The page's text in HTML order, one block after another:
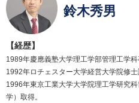
鈴木秀男
【経歴】
1989年慶應義塾大学理工学部管理工学科
1992年ロチェスター大学経営大学院修士
1996年東京工業大学大学院理工学研究
学）取得。